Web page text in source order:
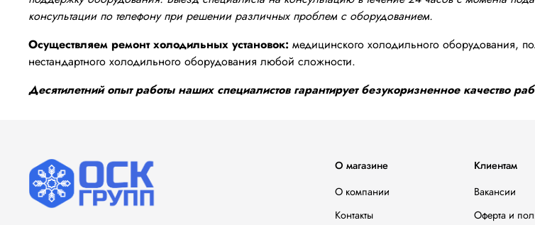
консультации по телефону при решении различных проблем с оборудованием.
Осуществляем ремонт холодильных установок: медицинского холодильного оборудования,
нестандартного холодильного оборудования любой сложности.
Десятилетний опыт работы наших специалистов гарантирует безукоризненное качество
О магазине
О компании
Контакты
Клиентам
Вакансии
Оферта и